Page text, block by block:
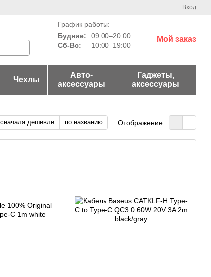
Вход
График работы:
Будние:
09:00–20:00
Сб-Вс:
10:00–19:00
Мой заказ
Чехлы
Авто-
аксессуары
Гаджеты,
аксессуары
сначала дешевле по названию Отображение: